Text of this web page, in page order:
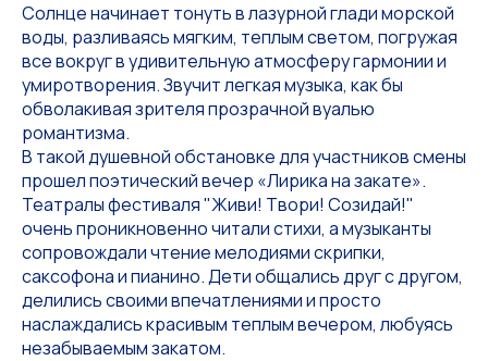
Солнце начинает тонуть в лазурной глади морской
воды, разливаясь мягким, теплым светом, погружая
все вокруг в удивительную атмосферу гармонии и
умиротворения. Звучит легкая музыка, как бы
обволакивая зрителя прозрачной вуалью
романтизма.
В такой душевной обстановке для участников смены
прошел поэтический вечер «Лирика на закате».
Театралы фестиваля "Живи! Твори! Созидай!"
очень проникновенно читали стихи, а музыканты
сопровождали чтение мелодиями скрипки,
саксофона и пианино. Дети общались друг с другом,
делились своими впечатлениями и просто
наслаждались красивым теплым вечером, любуясь
незабываемым закатом.